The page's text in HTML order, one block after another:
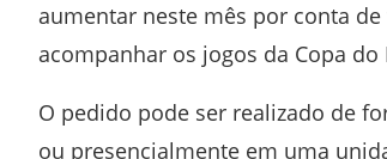
aumentar neste mês por conta
acompanhar os jogos da Copa do
O pedido pode ser realizado de
ou presencialmente em uma